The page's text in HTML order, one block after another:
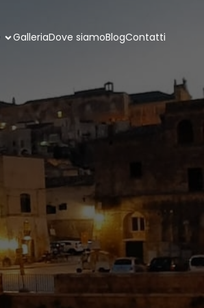
GalleriaDove siamoBlogContatti